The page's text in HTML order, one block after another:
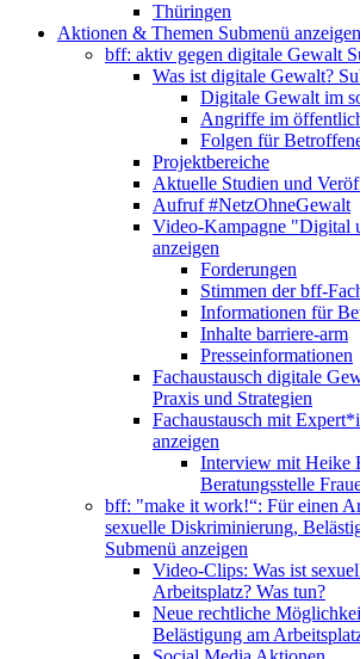
Thüringen
Aktionen & Themen Submenü anzeigen
bff: aktiv gegen digitale Gewalt
Was ist digitale Gewalt?
Digitale Gewalt im
Angriffe im
Folgen für
Projektbereiche
Aktuelle Studien und
Aufruf #NetzOhneGewalt
Video-Kampagne "Digital
anzeigen
Forderungen
Stimmen der bff-
Informationen für
Inhalte barriere-arm
Presseinformationen
Fachaustausch digitale
Praxis und Strategien
Fachaustausch mit
anzeigen
Interview mit Heike
Beratungsstelle
bff: "make it work!“: Für einen
sexuelle Diskriminierung,
Submenü anzeigen
Video-Clips: Was ist
Arbeitsplatz? Was tun?
Neue rechtliche
Belästigung am